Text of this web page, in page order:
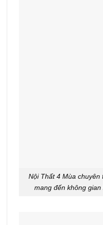
Nội Thất 4 Mùa chuyên
mang đến không